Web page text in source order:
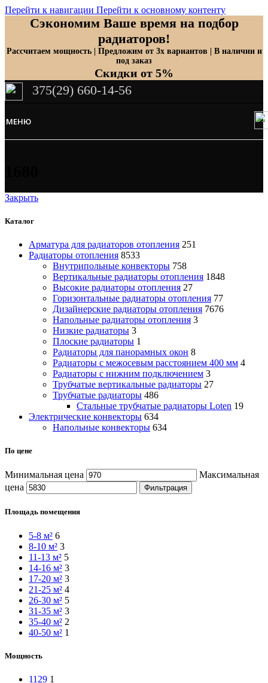
Перейти к навигации Перейти к основному контенту
Сэкономим Ваше время на подбор
радиаторов!
Рассчитаем мощность | Предложим от 3х вариантов | В наличии и
под заказ
Скидки от 5%
375(29) 660-14-56
МЕНЮ
Закрыть
Каталог
Арматура для радиаторов отопления 251
Радиаторы отопления 8533
Внутрипольные конвекторы 758
Вертикальные радиаторы отопления 1848
Высокие радиаторы отопления 27
Горизонтальные радиаторы отопления 77
Дизайнерские радиаторы отопления 7676
Напольные радиаторы отопления 3
Низкие радиаторы 3
Плоские радиаторы 1
Радиаторы для панорамных окон 8
Радиаторы с межосевым расстоянием 400 мм 4
Радиаторы с нижним подключением 3
Трубчатые вертикальные радиаторы 27
Трубчатые радиаторы 486
Cтальные трубчатые радиаторы Loten 19
Электрические конвекторы 634
Напольные конвекторы 634
По цене
Минимальная цена
Максимальная
цена
Фильтрация
Площадь помещения
5-8 м² 6
8-10 м² 3
11-13 м² 5
14-16 м² 3
17-20 м² 3
21-25 м² 4
26-30 м² 5
31-35 м² 3
35-40 м² 2
40-50 м² 1
Мощность
1129 1